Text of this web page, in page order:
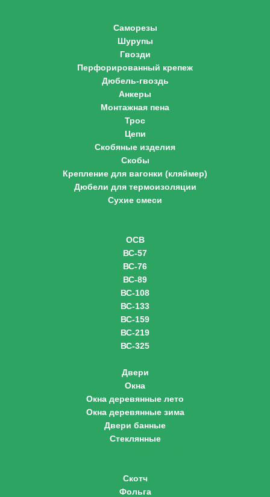
Саморезы
Шурупы
Гвозди
Перфорированный крепеж
Дюбель-гвоздь
Анкеры
Монтажная пена
Трос
Цепи
Скобяные изделия
Скобы
Крепление для вагонки (кляймер)
Дюбели для термоизоляции
Сухие смеси
ОСВ
ВС-57
ВС-76
ВС-89
ВС-108
ВС-133
ВС-159
ВС-219
ВС-325
Двери
Окна
Окна деревянные лето
Окна деревянные зима
Двери банные
Стеклянные
Скотч
Фольга